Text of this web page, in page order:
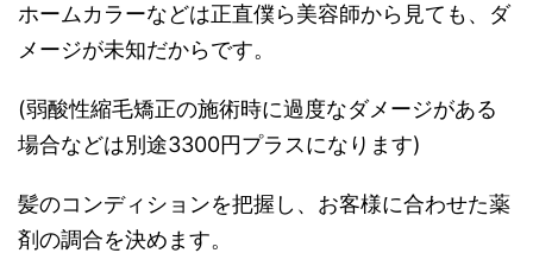
ホームカラーなどは正直僕ら美容師から見ても、ダ
メージが未知だからです。
(弱酸性縮毛矯正の施術時に過度なダメージがある
場合などは別途3300円プラスになります)
髪のコンディションを把握し、お客様に合わせた薬
剤の調合を決めます。